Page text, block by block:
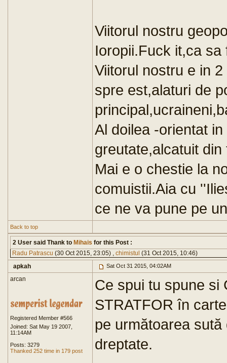
Viitorul nostru
Ioropii.Fuck it,ca
Viitorul nostru e in
spre est,alaturi de
Al doilea -orientat
greutate,alcatuit
Mai e o chestie la
comuistii.Aia cu
ce ne va pune pe
Back to top
2 User said Thank to Mihais for this Post :
Radu Patrascu (30 Oct 2015, 23:05) , chimistul (31 Oct 2015, 10:46)
apkah
Sat Oct 31 2015, 04:02AM
arcan
Registered Member #566
Joined: Sat May 19 2007,
11:14AM
Posts: 3279
Thanked 252 time in 179 post
Ce spui tu spune si
STRATFOR în
pe următoarea
dreptate.